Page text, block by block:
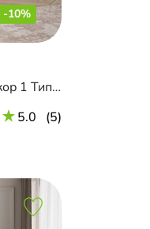
-10%
Комод Лесама-2.3 Декор 1 Тип 1
5.0 (5)